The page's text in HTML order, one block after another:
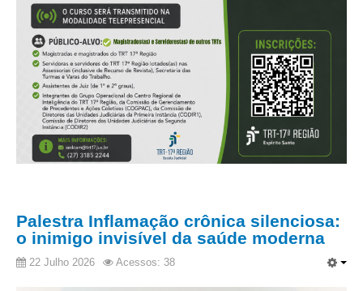
Palestra Inflamação crônica silenciosa:
o inimigo invisível da saúde moderna
22 Julho 2026 Acessos: 38